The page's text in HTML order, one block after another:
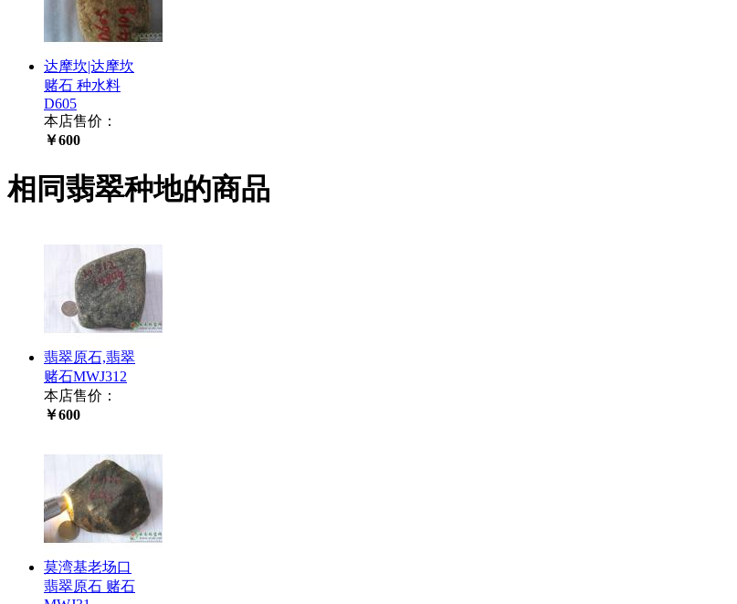
达摩坎|达摩坎
赌石 种水料
D605
本店售价：
￥600
相同翡翠种地的商品
翡翠原石,翡翠
赌石MWJ312
本店售价：
￥600
莫湾基老场口
翡翠原石 赌石